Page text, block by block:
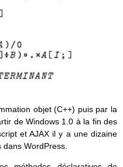
objet (C++) puis par la
de Windows 1.0 à la fin des
et AJAX il y a une dizaine
WordPress.